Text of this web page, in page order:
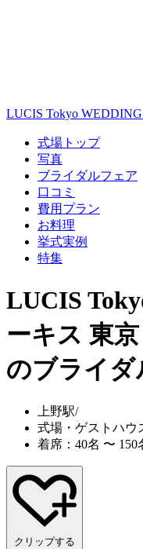
LUCIS Tokyo
式場トップ
写真
ブライダルフェア
口コミ
費用プラン
お料理
挙式実例
特集
LUCIS
ーキス 東
のブライダ
上野駅/
式場・ゲストハウ
着席：40名 〜 150
クリップする